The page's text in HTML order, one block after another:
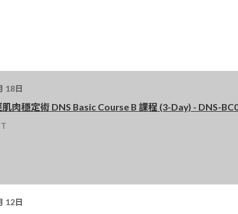
18日
肉穩定術 DNS Basic Course B 課程 (3-Day) - DNS-
12日